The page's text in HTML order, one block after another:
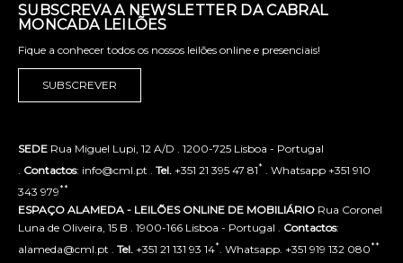
SUBSCREVA A NEWSLETTER DA CABRAL
MONCADA LEILÕES
Fique a conhecer todos os nossos leilões online e presenciais!
SUBSCREVER
SEDE Rua Miguel Lupi, 12 A/D . 1200-725 Lisboa - Portugal
Contactos: info@cml.pt . Tel. +351 21 395 47 81* . Whatsapp +351 910
343 979**
ESPAÇO ALAMEDA - LEILÕES ONLINE DE MOBILIÁRIO Rua Coronel
Luna de Oliveira, 15 B . 1900-166 Lisboa - Portugal . Contactos:
alameda@cml.pt . Tel. +351 21 131 93 14* . Whatsapp. +351 919 132 080**